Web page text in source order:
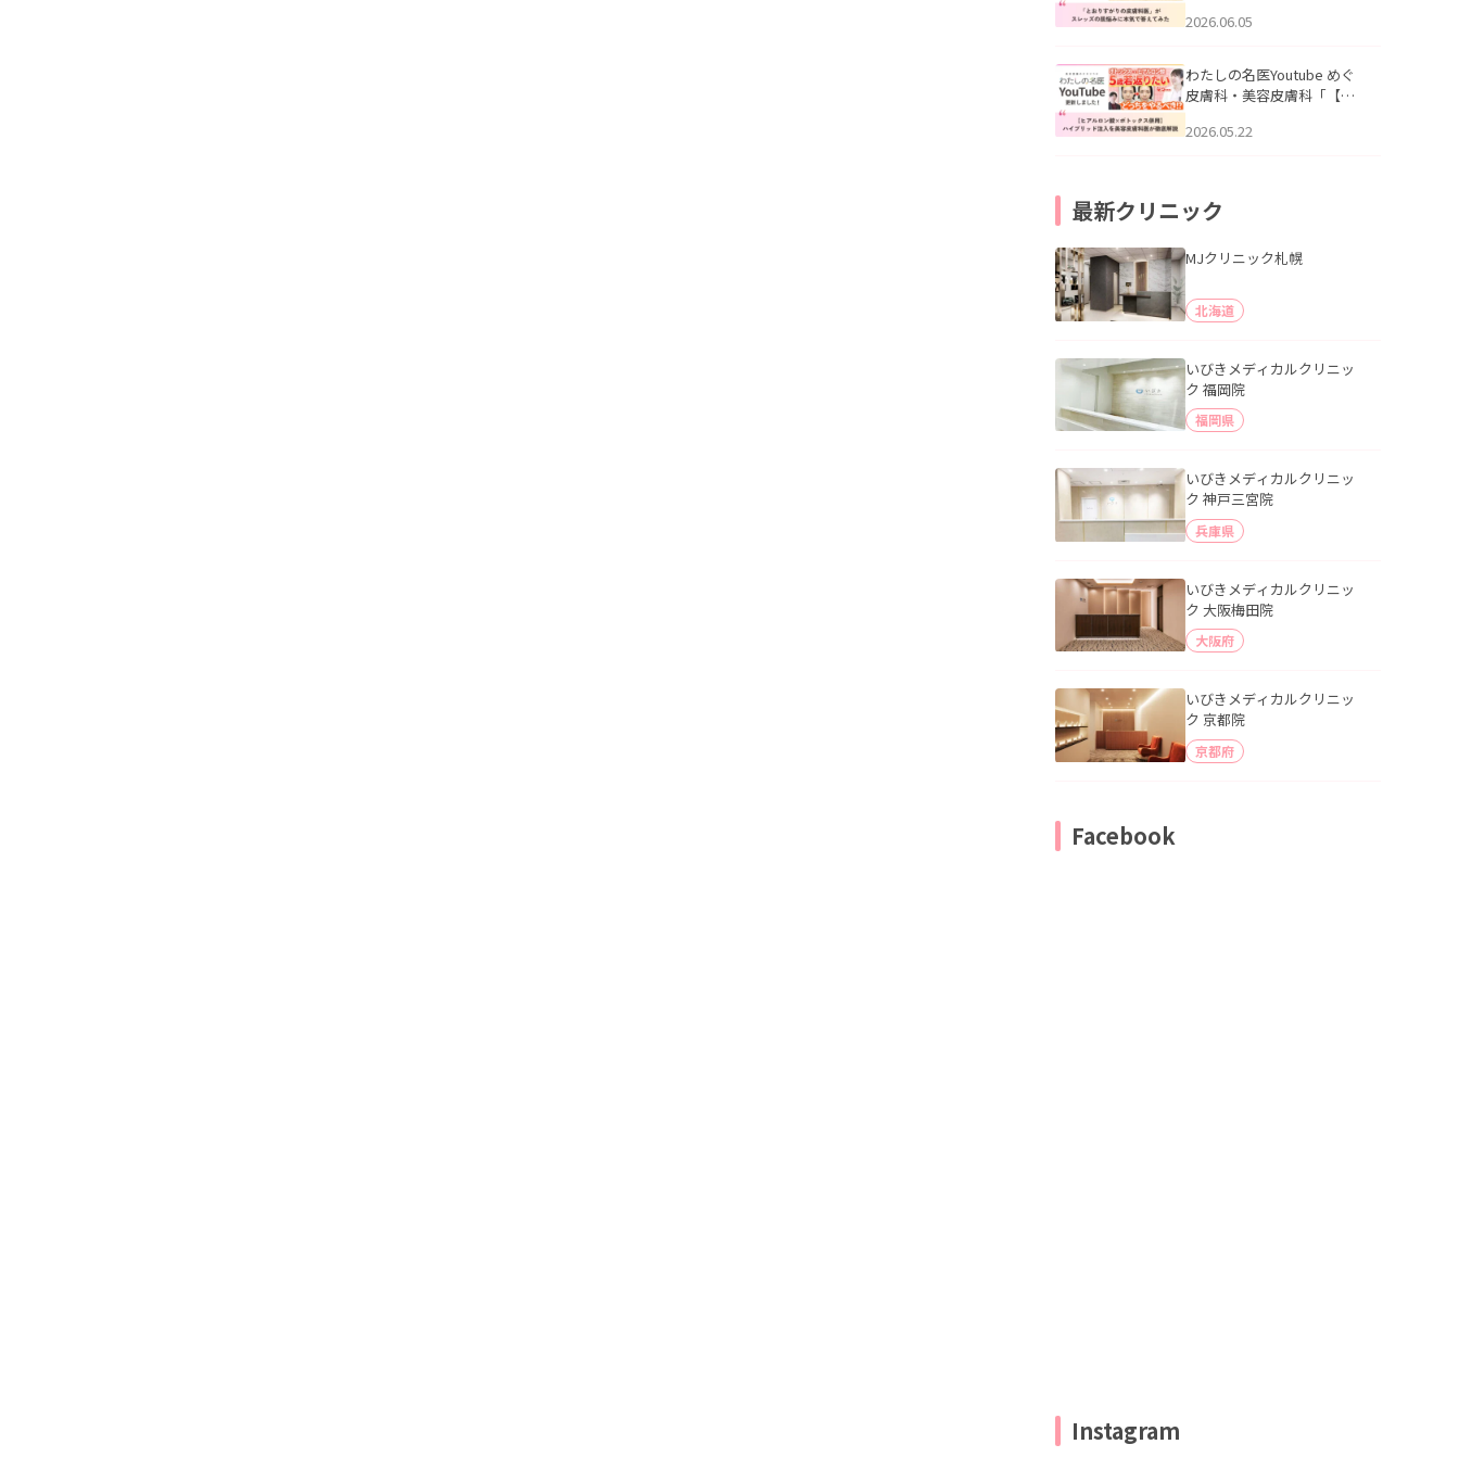
ッズの肌悩みに本気で答え
た。
2026.06.05
わたしの名医Youtube めぐ
皮膚科・美容皮膚科「【ヒ
用】ハイブリッド注入を美
2026.05.22
最新クリニック
MJクリニック札幌
北海道
いびきメディカルクリニッ
ク 福岡院
福岡県
いびきメディカルクリニッ
ク 神戸三宮院
兵庫県
いびきメディカルクリニッ
ク 大阪梅田院
大阪府
いびきメディカルクリニッ
ク 京都院
京都府
Facebook
Instagram